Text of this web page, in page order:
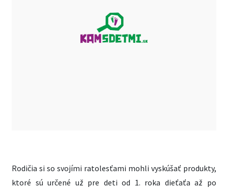
Rodičia si so svojími ratolesťami mohli vyskúšať produkty,
ktoré sú určené už pre deti od 1. roka dieťaťa až po